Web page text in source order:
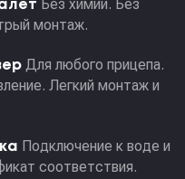
Без химии. Без
монтаж.
Для любого прицепа.
Легкий монтаж и
Подключение к воде и
соответствия.